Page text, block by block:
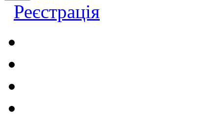
Реєстрація